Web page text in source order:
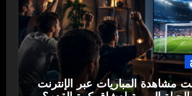
مشاهدة المباريات عبر الإنترنت